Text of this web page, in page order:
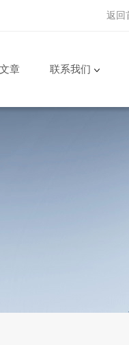
返回
章 联系我们